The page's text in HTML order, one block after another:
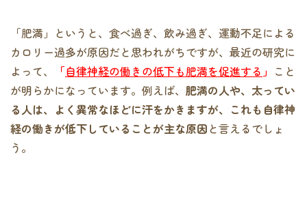
「肥満」というと、食べ過ぎ、飲み過ぎ、運動不足による
カロリー過多が原因だと思われがちですが、最近の研究に
よって、
「自律神経の働きの低下も肥満を促進する 」 こと
が明らかになっています。例えば、 肥満の人や、太ってい
る人は、よく異常なほどに汗をかきますが、これも自律神
経の働きが低下していることが主な原因と言えるでしょ
う。